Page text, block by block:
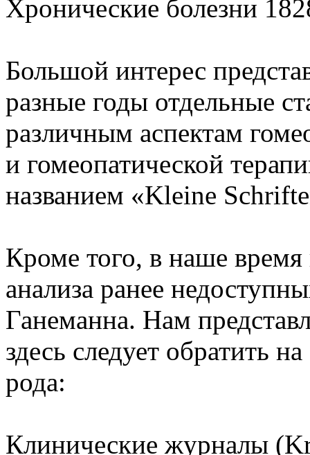
Хронические болезни
Большой интерес
разные годы отдельные
различным аспектам
и гомеопатической
названием «Kleine
Кроме того, в наше
анализа ранее
Ганеманна. Нам
здесь следует обратить
рода:
Клинические журналы